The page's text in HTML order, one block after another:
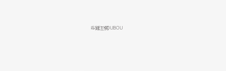
ISSEI KOUBOU
一成工房